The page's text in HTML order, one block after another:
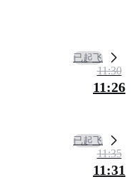
已起飞
11:30
11:26
已起飞
11:35
11:31